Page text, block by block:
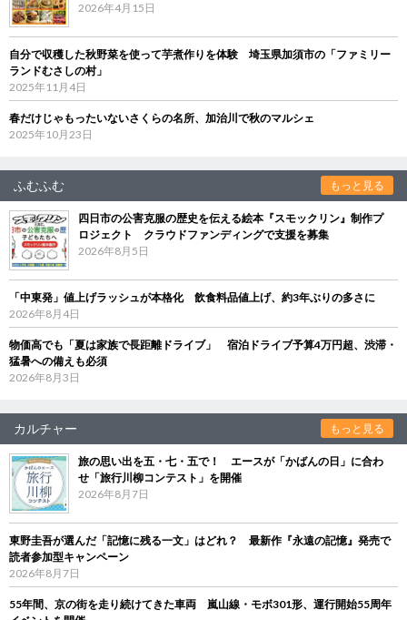
2026年4月15日
自分で収穫した秋野菜を使って芋煮作りを体験 埼玉県加須市の「ファミリー
ランドむさしの村」
2025年11月4日
春だけじゃもったいないさくらの名所、加治川で秋のマルシェ
2025年10月23日
ふむふむ もっと見る
四日市の公害克服の歴史を伝える絵本『スモックリン』制作プ
ロジェクト クラウドファンディングで支援を募集
2026年8月5日
「中東発」値上げラッシュが本格化 飲食料品値上げ、約3年ぶりの多さに
2026年8月4日
物価高でも「夏は家族で長距離ドライブ」 宿泊ドライブ予算4万円超、渋滞・
猛暑への備えも必須
2026年8月3日
カルチャー もっと見る
旅の思い出を五・七・五で！ エースが「かばんの日」に合わ
せ「旅行川柳コンテスト」を開催
2026年8月7日
東野圭吾が選んだ「記憶に残る一文」はどれ？ 最新作『永遠の記憶』発売で
読者参加型キャンペーン
2026年8月7日
55年間、京の街を走り続けてきた車両 嵐山線・モボ301形、運行開始55周年